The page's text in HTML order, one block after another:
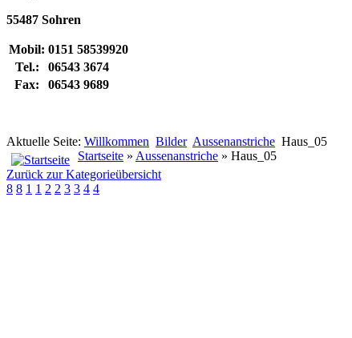
55487 Sohren
Mobil: 0151 58539920
Tel.:
06543 3674
Fax:
06543 9689
Aktuelle Seite: Willkommen Bilder Aussenanstriche Haus_05
Startseite » Aussenanstriche » Haus_05
Zurück zur Kategorieübersicht
8 8 1 1 2 2 3 3 4 4